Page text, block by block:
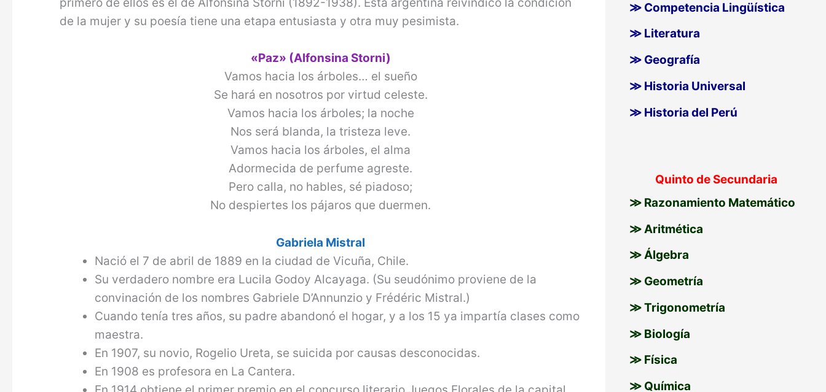
de la mujer y su poesía tiene una etapa entusiasta y otra muy pesimista.
«Paz» (Alfonsina Storni)
Vamos hacia los árboles… el sueño
Se hará en nosotros por virtud celeste.
Vamos hacia los árboles; la noche
Nos será blanda, la tristeza leve.
Vamos hacia los árboles, el alma
Adormecida de perfume agreste.
Pero calla, no hables, sé piadoso;
No despiertes los pájaros que duermen.
Gabriela Mistral
Nació el 7 de abril de 1889 en la ciudad de Vicuña, Chile.
Su verdadero nombre era Lucila Godoy Alcayaga. (Su seudónimo proviene de la
convinación de los nombres Gabriele D’Annunzio y Frédéric Mistral.)
Cuando tenía tres años, su padre abandonó el hogar, y a los 15 ya impartía clases como
maestra.
En 1907, su novio, Rogelio Ureta, se suicida por causas desconocidas.
En 1908 es profesora en La Cantera.
≫ Competencia Lingüística
≫ Literatura
≫ Geografía
≫ Historia Universal
≫ Historia del Perú
Quinto de Secundaria
≫ Razonamiento Matemático
≫ Aritmética
≫ Álgebra
≫ Geometría
≫ Trigonometría
≫ Biología
≫ Física
≫ Química